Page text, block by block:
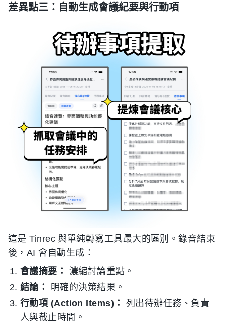
差異點三：自動生成會議紀要與行動項
這是 Tinrec 與單純轉寫工具最大的區別。錄音結束
後，AI 會自動生成：
會議摘要：
濃縮討論重點。
結論：
明確的決策結果。
行動項 (Action Items)：
列出待辦任務、負責
人與截止時間。